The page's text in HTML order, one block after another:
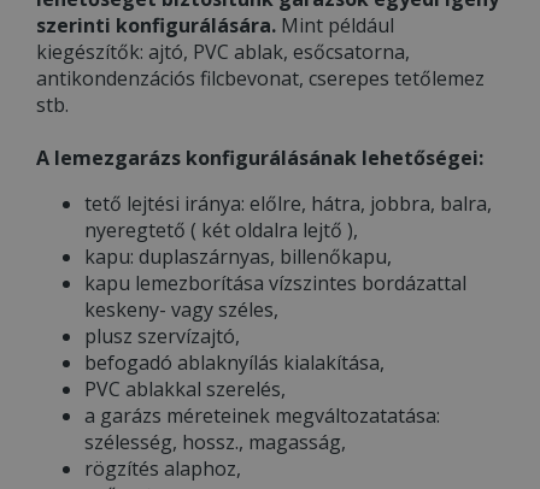
szerinti konfigurálására. Mint például
kiegészítők: ajtó, PVC ablak, esőcsatorna,
antikondenzációs filcbevonat, cserepes tetőlemez
stb.
A lemezgarázs konfigurálásának lehetőségei:
tető lejtési iránya: előlre, hátra, jobbra, balra,
nyeregtető ( két oldalra lejtő ),
kapu: duplaszárnyas, billenőkapu,
kapu lemezborítása vízszintes bordázattal
keskeny- vagy széles,
plusz szervízajtó,
befogadó ablaknyílás kialakítása,
PVC ablakkal szerelés,
a garázs méreteinek megváltozatatása:
szélesség, hossz., magasság,
rögzítés alaphoz,